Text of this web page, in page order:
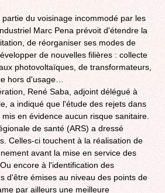
du voisinage incommodé par les
Marc Pena prévoit d'étendre la
de réorganiser ses modes de
de nouvelles filières : collecte
photovoltaïques, de transformateurs,
hors d'usage…
René Saba, adjoint délégué à
a indiqué que l'étude des rejets dans
en évidence aucun risque sanitaire.
de santé (ARS) a dressé
Celles-ci touchent à la réalisation de
avant la mise en service des
encore à l'identification des
d'être émises au niveau des points de
par ailleurs une meilleure